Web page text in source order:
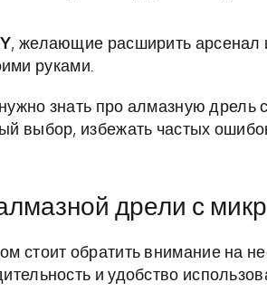
, желающие расширить арсенал
руками.
знать про алмазную дрель
выбор, избежать частых
дрели с
стоит обратить внимание на
и удобство